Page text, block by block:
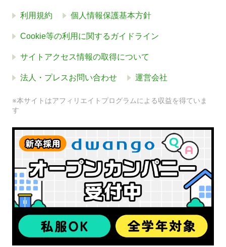
利用規約 個人情報保護基本方針
Cookie等の利用に関するガイドライン
サイトアクセス情報の取得について
法人・プレスお問い合わせ 運営会社
※本サイトはアフィリエイトプログラムによる収益を得ていま
す